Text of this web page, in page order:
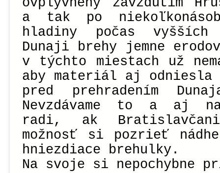
ovplyvnený zavzdutím
a tak po
hladiny počas
Dunaji brehy jemne
v týchto miestach už
aby materiál aj odniesla
pred prehradením
Nevzdávame to a aj
radi, ak
možnosť si pozrieť
hniezdiace brehulky.
Na svoje si nepochybne